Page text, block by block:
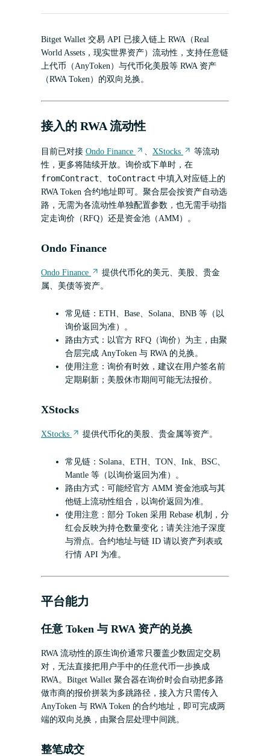
Bitget Wallet 交易 API 已接入链上 RWA（Real
World Assets，现实世界资产）流动性，支持任意链
上代币（AnyToken）与代币化美股等 RWA 资产
（RWA Token）的双向兑换。
接入的 RWA 流动性
目前已对接 Ondo Finance XStocks
等流动
性，更多将陆续开放。询价或下单时，在
fromContract toContract 中填入对应链上的
RWA Token 合约地址即可。聚合层会按资产自动选
路，无需为各流动性单独配置参数，也无需手动指
定走询价（RFQ）还是资金池（AMM）。
Ondo Finance
Ondo Finance
提供代币化的美元、美股、贵金
属、美债等资产。
常见链：ETH、Base、Solana、BNB 等（以
询价返回为准）。
路由方式：以官方 RFQ（询价）为主，由聚
合层完成 AnyToken 与 RWA 的兑换。
使用注意：询价有时效，建议在用户签名前
定期刷新；美股休市期间可能无法报价。
XStocks
XStocks 提供代币化的美股、贵金属等资产。
常见链：Solana、ETH、TON、Ink、BSC、
Mantle 等（以询价返回为准）。
路由方式：可能经官方 AMM 资金池或与其
他链上流动性组合，以询价返回为准。
使用注意：部分 Token 采用 Rebase 机制，分
红会反映为持仓数量变化；请关注池子深度
与滑点。合约地址与链 ID 请以资产列表或
行情 API 为准。
平台能力
任意 Token 与 RWA 资产的兑换
RWA 流动性的原生询价通常只覆盖少数固定交易
对，无法直接把用户手中的任意代币一步换成
RWA。Bitget Wallet 聚合器在询价时会自动把多路
做市商的报价拼装为多跳路径，接入方只需传入
AnyToken 与 RWA Token 的合约地址，即可完成两
端的双向兑换，由聚合层处理中间跳。
整笔成交